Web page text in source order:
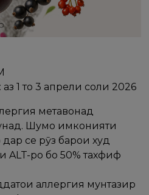
: аз 1 то 3 апрели соли 2026
метавонад
Шумо имконияти
се рӯз барои худ
ALT-ро бо 50% тахфиф
аллергия мунтазир